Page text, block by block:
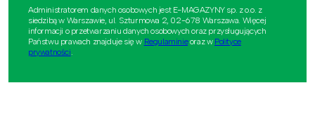
Administratorem danych osobowych jest E-MAGAZYNY sp. z o.o. z
siedzibą w Warszawie, ul. Szturmowa 2, 02-678 Warszawa. Więcej
informacji o przetwarzaniu danych osobowych oraz przysługujących
Państwu prawach znajduje się w Regulaminieoraz w Polityce
prywatności.